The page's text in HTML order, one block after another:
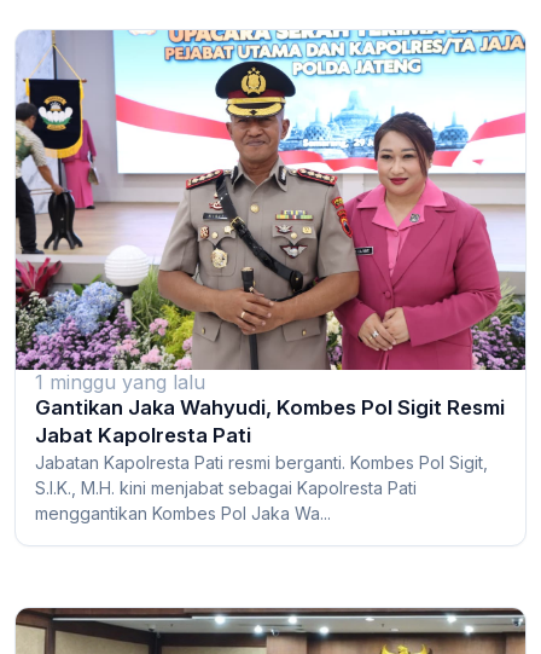
1 minggu yang lalu
Gantikan Jaka Wahyudi, Kombes Pol Sigit Resmi
Jabat Kapolresta Pati
Jabatan Kapolresta Pati resmi berganti. Kombes Pol Sigit,
S.I.K., M.H. kini menjabat sebagai Kapolresta Pati
menggantikan Kombes Pol Jaka Wa...